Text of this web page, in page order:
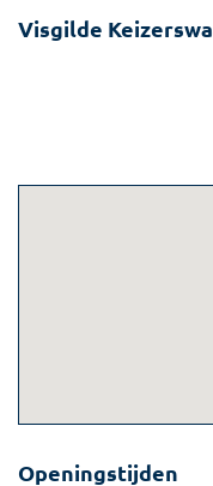
Visgilde
Openingstijden